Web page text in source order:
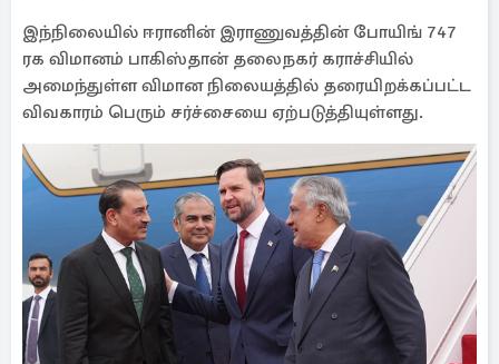
இந்நிலையில் ஈரானின் இராணுவத்தின் போயிங் 747
ரக விமானம் பாகிஸ்தான் தலைநகர் கராச்சியில்
அமைந்துள்ள விமான நிலையத்தில் தரையிறக்கப்பட்ட
விவகாரம் பெரும் சர்ச்சையை ஏற்படுத்தியுள்ளது.